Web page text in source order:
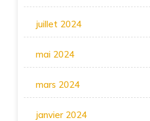
juillet 2024
mai 2024
mars 2024
janvier 2024